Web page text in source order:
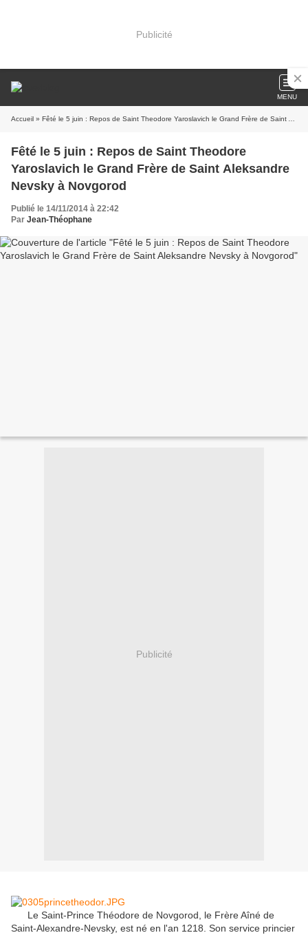
Publicité
MENU
Accueil » Fêté le 5 juin : Repos de Saint Theodore Yaroslavich le Grand Frère de Saint Aleksandre Nevsky à Novgorod
Fêté le 5 juin : Repos de Saint Theodore
Yaroslavich le Grand Frère de Saint Aleksandre
Nevsky à Novgorod
Publié le 14/11/2014 à 22:42
Par Jean-Théophane
Publicité
Le Saint-Prince Théodore de Novgorod, le Frère Aîné de
Saint-Alexandre-Nevsky, est né en l'an 1218. Son service princier